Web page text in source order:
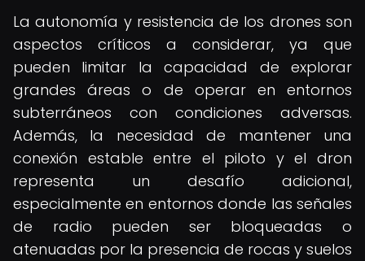
La autonomía y resistencia de los drones son
aspectos críticos a considerar, ya que
pueden limitar la capacidad de explorar
grandes áreas o de operar en entornos
subterráneos con condiciones adversas.
Además, la necesidad de mantener una
conexión estable entre el piloto y el dron
representa un desafío adicional,
especialmente en entornos donde las señales
de radio pueden ser bloqueadas o
atenuadas por la presencia de rocas y suelos